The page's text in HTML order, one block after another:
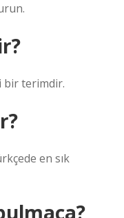
bir terimdir.
en sık